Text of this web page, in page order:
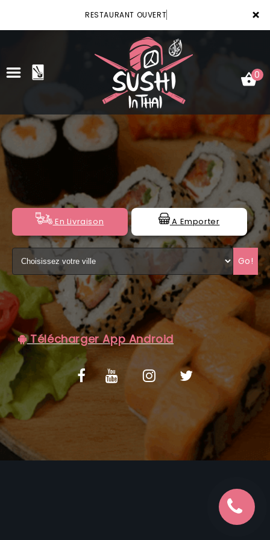
×
RESTAURANT OUVERT
ACCUEIL
VOTRE COMPTE
NOTRE RESTAURANT
VOS AVIS
MENTIONS LÉGALES
C.G.V
0
En Livraison A Emporter
Go!
Télécharger App Android